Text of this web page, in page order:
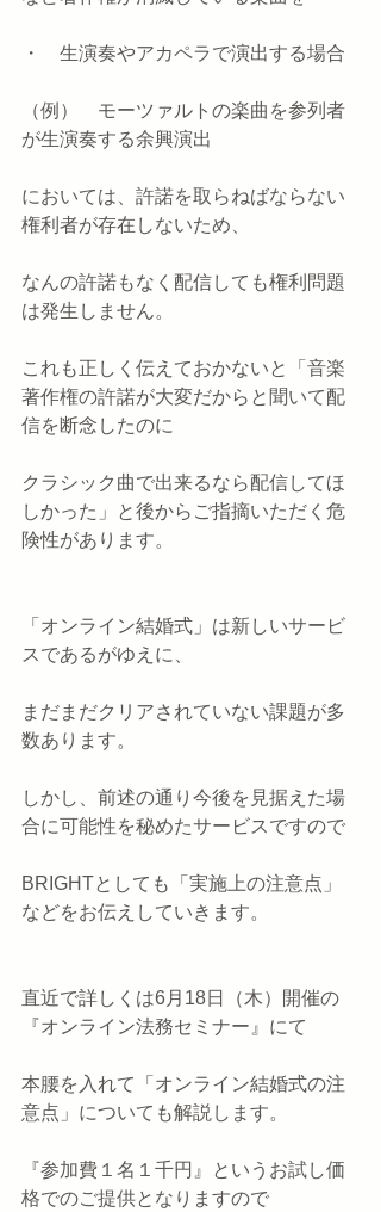
・　生演奏やアカペラで演出する場合
（例）　モーツァルトの楽曲を参列者
が生演奏する余興演出
においては、許諾を取らねばならない
権利者が存在しないため、
なんの許諾もなく配信しても権利問題
は発生しません。
これも正しく伝えておかないと「音楽
著作権の許諾が大変だからと聞いて配
信を断念したのに
クラシック曲で出来るなら配信してほ
しかった」と後からご指摘いただく危
険性があります。
「オンライン結婚式」は新しいサービ
スであるがゆえに、
まだまだクリアされていない課題が多
数あります。
しかし、前述の通り今後を見据えた場
合に可能性を秘めたサービスですので
BRIGHTとしても「実施上の注意点」
などをお伝えしていきます。
直近で詳しくは6月18日（木）開催の
『オンライン法務セミナー』にて
本腰を入れて「オンライン結婚式の注
意点」についても解説します。
『参加費１名１千円』というお試し価
格でのご提供となりますので